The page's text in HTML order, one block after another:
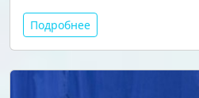
Подробнее